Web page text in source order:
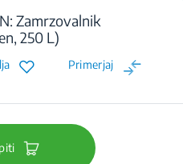
Zamrzovalnik
250 L)
Primerjaj